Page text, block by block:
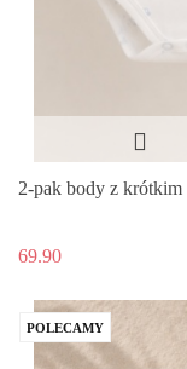
2-pak body z krótkim
69.90
POLECAMY